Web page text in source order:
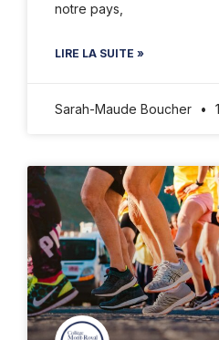
notre pays,
LIRE LA SUITE »
Sarah-Maude Boucher